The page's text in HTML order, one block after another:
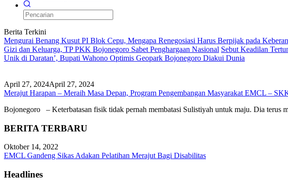
Berita Terkini
Mengurai Benang Kusut PI Blok Cepu, Mengapa Renegosiasi Harus Berpijak pada
Gizi dan Keluarga, TP PKK Bojonegoro Sabet Penghargaan Nasional Sebut Keadilan
Unik di Daratan’, Bupati Wahono Optimis Geopark Bojonegoro Diakui Dunia
April 27, 2024April 27, 2024
Merajut Harapan – Meraih Masa Depan, Program Pengembangan Masyarakat EMCL –
Bojonegoro – Keterbatasan fisik tidak pernah membatasi Sulistiyah untuk maju. Dia terus
BERITA TERBARU
Oktober 14, 2022
EMCL Gandeng Sikas Adakan Pelatihan Merajut Bagi Disabilitas
Headlines